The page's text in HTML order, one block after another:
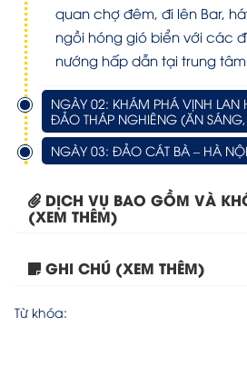
quan chợ đêm, đi lên Bar,
ngồi hóng gió biển với các
nướng hấp dẫn tại trung
NGÀY 02: KHÁM PHÁ VỊNH LAN
ĐẢO THÁP NGHIÊNG (ĂN SÁNG,
NGÀY 03: ĐẢO CÁT BÀ – HÀ
DỊCH VỤ BAO GỒM VÀ
(XEM THÊM)
GHI CHÚ (XEM THÊM)
Từ khóa: